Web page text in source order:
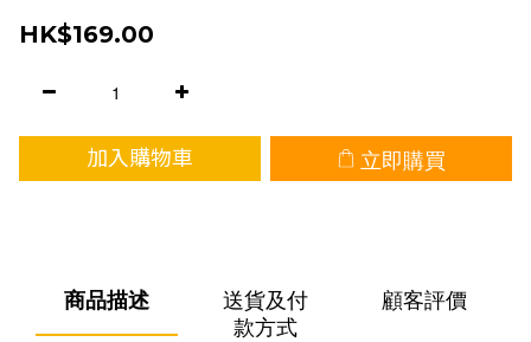
HK$169.00
加入購物車 立即購買
商品描述
送貨及付
款方式
顧客評價